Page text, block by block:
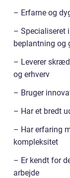
– Erfarne og
– Specialiseret
beplantning og
– Leverer
og erhverv
– Bruger
– Har et bredt
– Har erfaring
kompleksitet
– Er kendt for
arbejde